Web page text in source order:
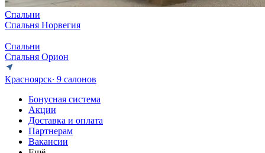
Спальни
Спальня Норвегия
Спальни
Спальня Орион
Красноярск∙ 9 салонов
Бонусная система
Акции
Доставка и оплата
Партнерам
Вакансии